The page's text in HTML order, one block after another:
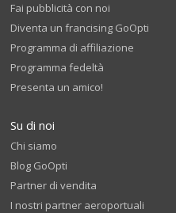
Fai pubblicità con noi
Diventa un francising GoOpti
Programma di affiliazione
Programma fedeltà
Presenta un amico!
Su di noi
Chi siamo
Blog GoOpti
Partner di vendita
I nostri partner aeroportuali